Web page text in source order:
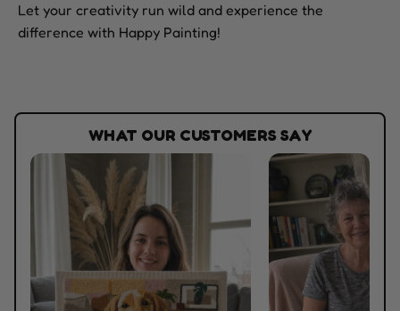
Let your creativity run wild and experience the
difference with Happy Painting!
WHAT OUR CUSTOMERS SAY